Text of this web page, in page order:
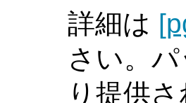
詳細は
さい。
り提供